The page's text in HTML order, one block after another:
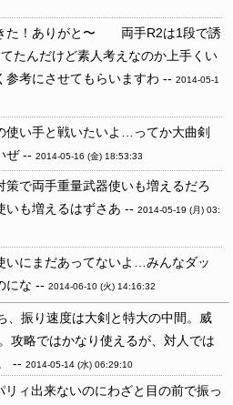
た！ありがと〜 両手R2は1段で誘
たんだけど素人考えなのか上手くい
参考にさせてもらいますわ -- 2014-05-1
使い手と戦いたいよ…ってか大曲剣
ぜ -- 2014-05-16 (金) 18:53:33
策で両手重量武器使いも増えるだろ
いも増えるはずさあ -- 2014-05-19 (月) 03:
いにまだあってないよ…みんなダッ
にな -- 2014-06-10 (火) 14:16:32
、振り速度は大剣と特大の中間。威
攻略ではかなり使えるが、対人では
-- 2014-05-14 (水) 06:29:10
ィ出来ないのにわざと目の前で振っ